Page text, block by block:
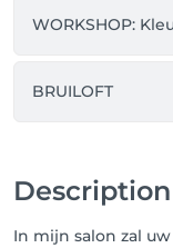
WORKSHOP:
BRUILOFT
Description
In mijn salon zal